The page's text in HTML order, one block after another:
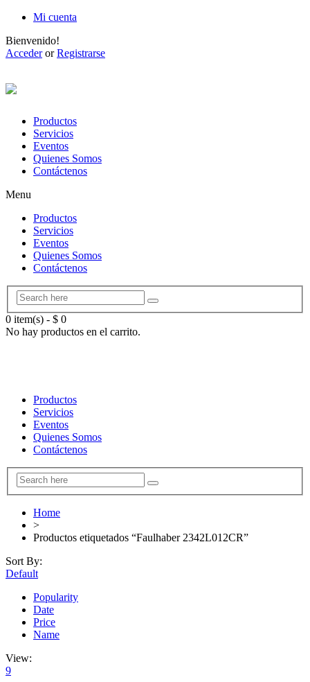
Mi cuenta
Bienvenido!
AccederorRegistrarse
Productos
Servicios
Eventos
Quienes Somos
Contáctenos
Menu
Productos
Servicios
Eventos
Quienes Somos
Contáctenos
0 item(s) - $ 0
No hay productos en el carrito.
Productos
Servicios
Eventos
Quienes Somos
Contáctenos
Home
>
Productos etiquetados “Faulhaber 2342L012CR”
Sort By:
Default
Popularity
Date
Price
Name
View:
9